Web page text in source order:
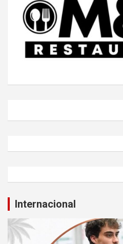
Internacional